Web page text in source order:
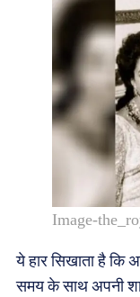
Image-
ये हार सिखाता है कि
समय के साथ अपनी